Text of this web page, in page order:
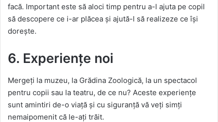
facă. Important este să aloci timp pentru a-l ajuta pe copil
să descopere ce i-ar plăcea și ajută-l să realizeze ce își
dorește.
6. Experiențe noi
Mergeți la muzeu, la Grădina Zoologică, la un spectacol
pentru copii sau la teatru, de ce nu? Aceste experiențe
sunt amintiri de-o viață și cu siguranță vă veți simți
nemaipomenit că le-ați trăit.